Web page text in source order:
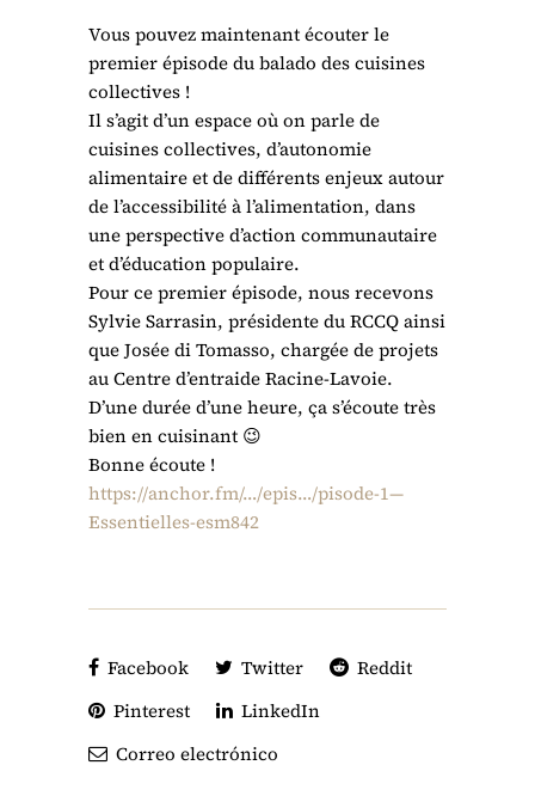
Vous pouvez maintenant écouter le
premier épisode du balado des cuisines
collectives !
Il s’agit d’un espace où on parle de
cuisines collectives, d’autonomie
alimentaire et de différents enjeux autour
de l’accessibilité à l’alimentation, dans
une perspective d’action communautaire
et d’éducation populaire.
Pour ce premier épisode, nous recevons
Sylvie Sarrasin, présidente du RCCQ ainsi
que Josée di Tomasso, chargée de projets
au Centre d’entraide Racine-Lavoie.
D’une durée d’une heure, ça s’écoute très
bien en cuisinant 😉
Bonne écoute !
https://anchor.fm/…/epis…/pisode-1—
Essentielles-esm842
Facebook Twitter
Reddit
Pinterest
LinkedIn
Correo electrónico